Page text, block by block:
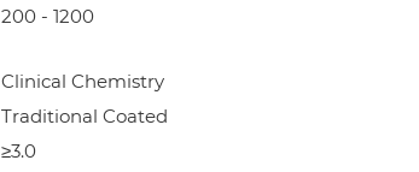
200 - 1200
Clinical Chemistry
Traditional Coated
≥3.0